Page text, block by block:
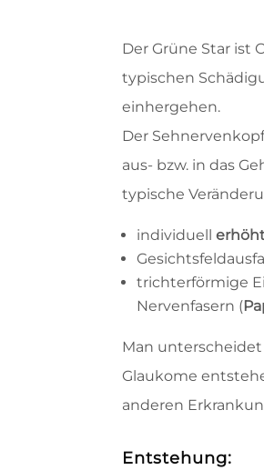
Der Grüne Star ist
typischen
einhergehen.
Der
aus- bzw. in das
typische
individuell
trichterförmige
Nervenfasern (
Man unterscheidet
Glaukome
anderen
Entstehung: